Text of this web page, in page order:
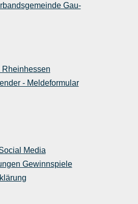
Gau-
Rheinhessen
- Meldeformular
Media
Gewinnspiele